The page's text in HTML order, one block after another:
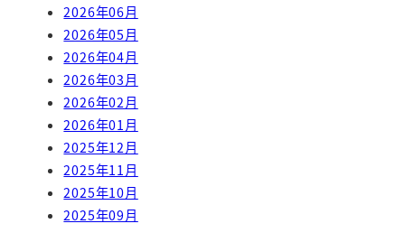
2026年06月
2026年05月
2026年04月
2026年03月
2026年02月
2026年01月
2025年12月
2025年11月
2025年10月
2025年09月